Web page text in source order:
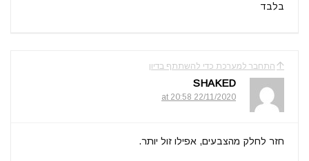
בלבד
התחבר למערכת כדי להשתתף בדיון
SHAKED
22/11/2020 at 20:58
חזר לחלק מהצבעים, אפילו זול יותר.